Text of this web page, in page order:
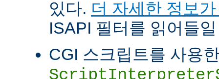
있다. 더 자세한 정보
ISAPI 필터를 읽어들
CGI 스크립트를 사용